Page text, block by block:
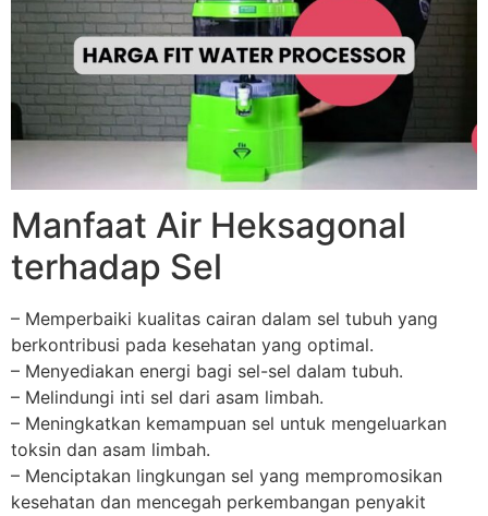
Manfaat Air Heksagonal
terhadap Sel
– Memperbaiki kualitas cairan dalam sel tubuh yang
berkontribusi pada kesehatan yang optimal.
– Menyediakan energi bagi sel-sel dalam tubuh.
– Melindungi inti sel dari asam limbah.
– Meningkatkan kemampuan sel untuk mengeluarkan
toksin dan asam limbah.
– Menciptakan lingkungan sel yang mempromosikan
kesehatan dan mencegah perkembangan penyakit